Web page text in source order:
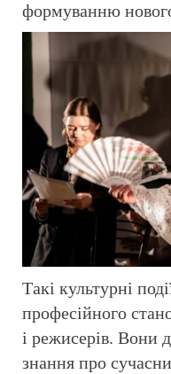
формуванню
Такі культурні
професійного
і режисерів. Вони
знання про